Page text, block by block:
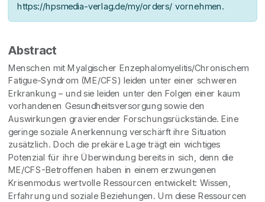
https://hpsmedia-verlag.de/my/orders/ vornehmen.
Abstract
Menschen mit Myalgischer Enzephalomyelitis/Chronischem
Fatigue-Syndrom (ME/CFS) leiden unter einer schweren
Erkrankung – und sie leiden unter den Folgen einer kaum
vorhandenen Gesundheitsversorgung sowie den
Auswirkungen gravierender Forschungsrückstände. Eine
geringe soziale Anerkennung verschärft ihre Situation
zusätzlich. Doch die prekäre Lage trägt ein wichtiges
Potenzial für ihre Überwindung bereits in sich, denn die
ME/CFS-Betroffenen haben in einem erzwungenen
Krisenmodus wertvolle Ressourcen entwickelt: Wissen,
Erfahrung und soziale Beziehungen. Um diese Ressourcen